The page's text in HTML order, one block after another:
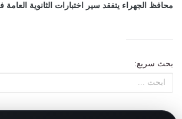
محافظ الجهراء يتفقد سير اختبارات الثانوية
بحث سريع: